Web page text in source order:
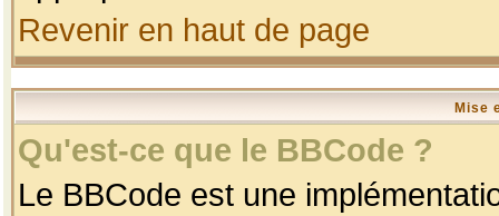
Revenir en haut de page
Mise
Qu'est-ce que le BBCode ?
Le BBCode est une